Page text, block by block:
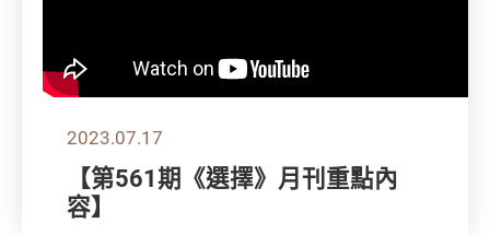
2023.07.17
【第561期《選擇》月刊重點內
容】